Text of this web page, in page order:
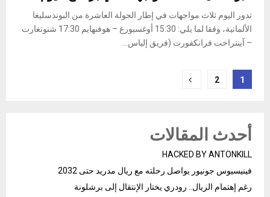
تدور اليوم ثلاث مواجهات في إطار الجولة العاشرة من البوندسليغا
الألمانية، وفقا لما يلي: 15:30 أوغسبورغ – هوفنهايم 17:30 شتوتغارت
– آينتراخت فرانكفورت (فريق إلياس...
Posts
1
2
أحدث المقالات
HACKED BY ANTONKILL
فينيسيوس جونيور يواصل رحلته مع ريال مدريد حتى 2032
رغم إهتمام الريال.. رودري يختار الإنتقال إلى برشلونة